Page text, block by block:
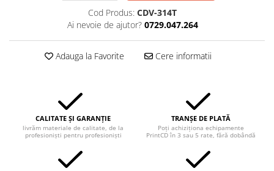
Cod Produs: CDV-314T
Ai nevoie de ajutor? 0729.047.264
Adauga la Favorite Cere informatii
CALITATE ȘI GARANȚIE
livrăm materiale de calitate, de la
profesioniști pentru profesioniști
TRANȘE DE PLATĂ
Poți achiziționa echipamente
PrintCD în 3 sau 5 rate, fără dobândă